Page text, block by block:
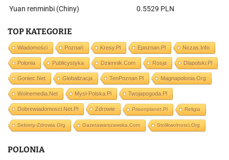
Yuan renminbi (Chiny)
0.5529 PLN
TOP KATEGORIE
Wiadomości Poznań Kresy.pl Epoznan.pl Nczas.info
Polonia Publicystyka Dziennik.com Rosja Dlapolski.pl
Goniec.net Globalizacja TenPoznan.pl Magnapolonia.org
Wolnemedia.net Mysl-Polska.pl Twojapogoda.pl
Dobrewiadomosci.net.pl Zdrowie Prisonplanet.pl Religia
Sekrety-Zdrowia.org Gazetawarszawska.com Stolikwolnosci.org
POLONIA